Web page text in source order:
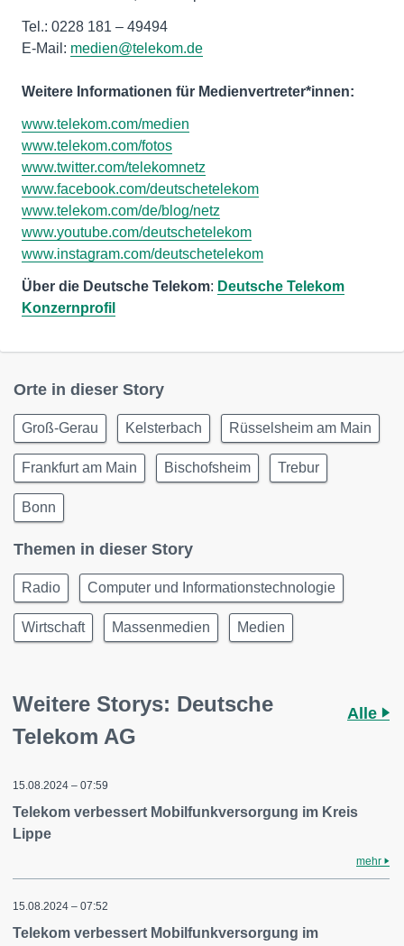
Tel.: 0228 181 – 49494
E-Mail: medien@telekom.de
Weitere Informationen für Medienvertreter*innen:
www.telekom.com/medien
www.telekom.com/fotos
www.twitter.com/telekomnetz
www.facebook.com/deutschetelekom
www.telekom.com/de/blog/netz
www.youtube.com/deutschetelekom
www.instagram.com/deutschetelekom
Über die Deutsche Telekom: Deutsche Telekom
Konzernprofil
Orte in dieser Story
Groß-Gerau Kelsterbach Rüsselsheim am Main
Frankfurt am Main Bischofsheim Trebur
Bonn
Themen in dieser Story
Radio Computer und Informationstechnologie
Wirtschaft Massenmedien Medien
Weitere Storys: Deutsche
Telekom AG
Alle
15.08.2024 – 07:59
Telekom verbessert Mobilfunkversorgung im Kreis
Lippe
mehr
15.08.2024 – 07:52
Telekom verbessert Mobilfunkversorgung im